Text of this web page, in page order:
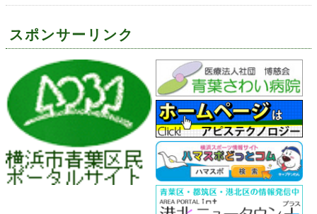
スポンサーリンク